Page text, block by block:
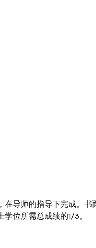
在导师的指导下完成。书
学位所需总成绩的1/3。